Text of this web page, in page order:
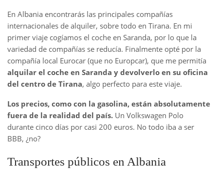
En Albania encontrarás las principales compañías
internacionales de alquiler, sobre todo en Tirana. En mi
primer viaje cogíamos el coche en Saranda, por lo que la
variedad de compañías se reducía. Finalmente opté por la
compañía local Eurocar (que no Europcar), que me permitía
alquilar el coche en Saranda y devolverlo en su oficina
del centro de Tirana, algo perfecto para este viaje.
Los precios, como con la gasolina, están absolutamente
fuera de la realidad del país. Un Volkswagen Polo
durante cinco días por casi 200 euros. No todo iba a ser
BBB, ¿no?
Transportes públicos en Albania